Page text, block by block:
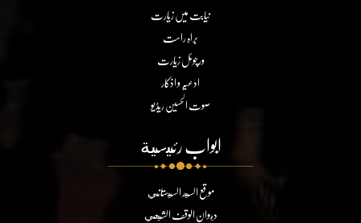
نیابت میں زیارت
براہ راست
ورچوئل زیارت
ادعیہ و اذکار
صوت الحسین ریڈیو
ابواب رئيسية
موقع السيد السيستاني
ديوان الوقف الشيعي